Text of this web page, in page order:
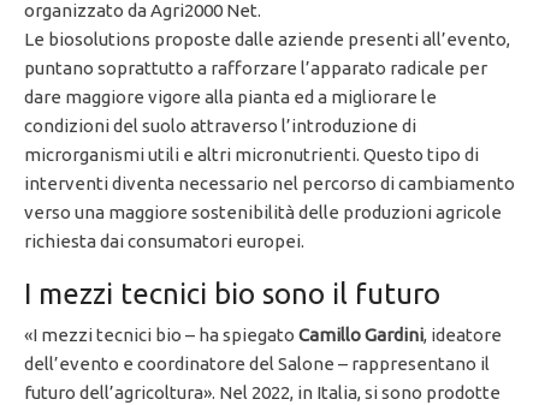
organizzato da Agri2000 Net.
Le biosolutions proposte dalle aziende presenti all’evento,
puntano soprattutto a rafforzare l’apparato radicale per
dare maggiore vigore alla pianta ed a migliorare le
condizioni del suolo attraverso l’introduzione di
microrganismi utili e altri micronutrienti. Questo tipo di
interventi diventa necessario nel percorso di cambiamento
verso una maggiore sostenibilità delle produzioni agricole
richiesta dai consumatori europei.
I mezzi tecnici bio sono il futuro
«I mezzi tecnici bio – ha spiegato Camillo Gardini, ideatore
dell’evento e coordinatore del Salone – rappresentano il
futuro dell’agricoltura». Nel 2022, in Italia, si sono prodotte